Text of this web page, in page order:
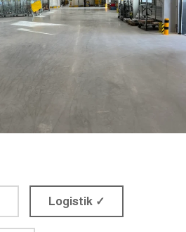
Logistik ✓